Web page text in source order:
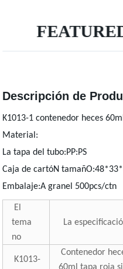
Descripción de
K1013-1 contenedor heces
Material:
La tapa del tubo:PP:PS
Caja de cartóN
Embalaje:A granel 500pcs/ctn
El
tema
no
La
K1013-
Contenedor